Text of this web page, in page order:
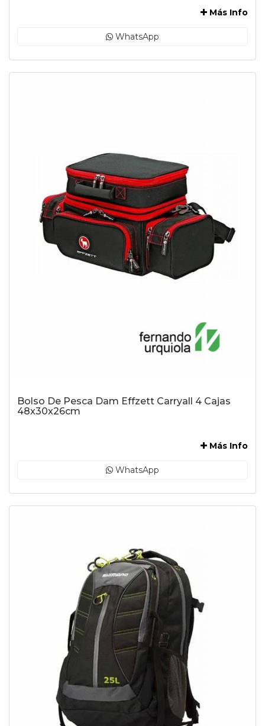
Más Info
WhatsApp
Bolso De Pesca Dam Effzett Carryall 4 Cajas
48x30x26cm
Más Info
WhatsApp